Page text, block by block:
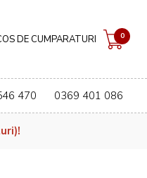
DE CUMPARATURI 0
470 0369 401 086